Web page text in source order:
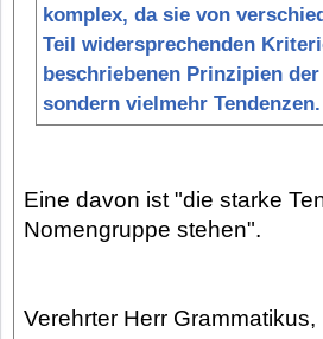
komplex, da sie von
Teil widersprechenden
beschriebenen Prinzipien
sondern vielmehr Tendenzen.
Eine davon ist "die starke
Nomengruppe stehen".
Verehrter Herr Grammatikus,